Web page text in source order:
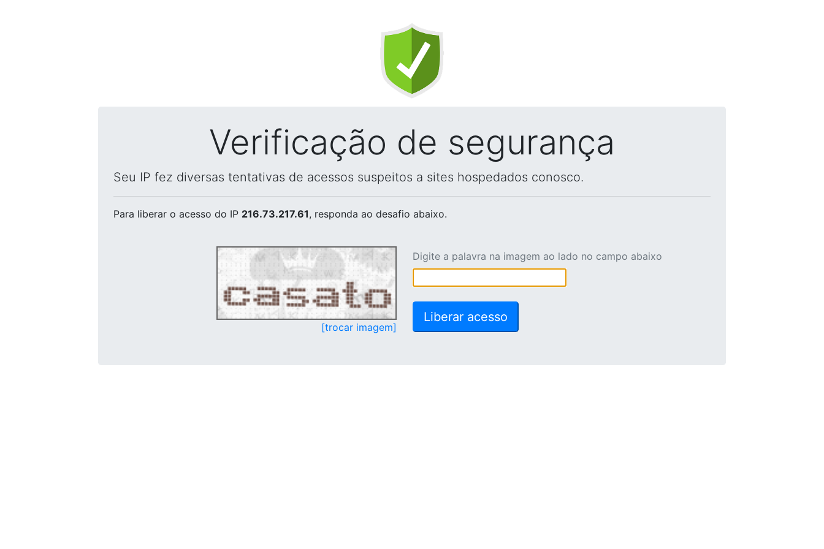
Verificação de segurança
Seu IP fez diversas tentativas de acessos suspeitos a sites hospedados conosco.
Para liberar o acesso do IP 216.73.217.61, responda ao desafio abaixo.
[trocar imagem]
Digite a palavra na imagem ao lado no campo abaixo